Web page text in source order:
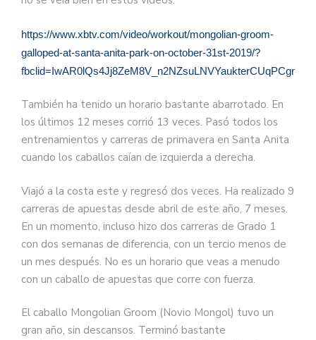
https://www.xbtv.com/video/workout/mongolian-groom-
galloped-at-santa-anita-park-on-october-31st-2019/?
También ha tenido un horario bastante abarrotado. En
los últimos 12 meses corrió 13 veces. Pasó todos los
entrenamientos y carreras de primavera en Santa Anita
cuando los caballos caían de izquierda a derecha.
Viajó a la costa este y regresó dos veces. Ha realizado 9
carreras de apuestas desde abril de este año, 7 meses.
En un momento, incluso hizo dos carreras de Grado 1
con dos semanas de diferencia, con un tercio menos de
un mes después. No es un horario que veas a menudo
con un caballo de apuestas que corre con fuerza.
El caballo Mongolian Groom (Novio Mongol) tuvo un
gran año, sin descansos. Terminó bastante